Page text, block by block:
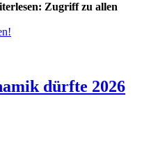
Zugriff zu allen
dürfte 2026